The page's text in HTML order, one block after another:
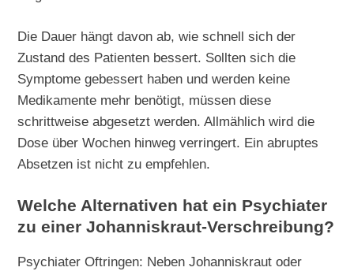
Die Dauer hängt davon ab, wie schnell sich der
Zustand des Patienten bessert. Sollten sich die
Symptome gebessert haben und werden keine
Medikamente mehr benötigt, müssen diese
schrittweise abgesetzt werden. Allmählich wird die
Dose über Wochen hinweg verringert. Ein abruptes
Absetzen ist nicht zu empfehlen.
Welche Alternativen hat ein Psychiater
zu einer Johanniskraut-Verschreibung?
Psychiater Oftringen: Neben Johanniskraut oder